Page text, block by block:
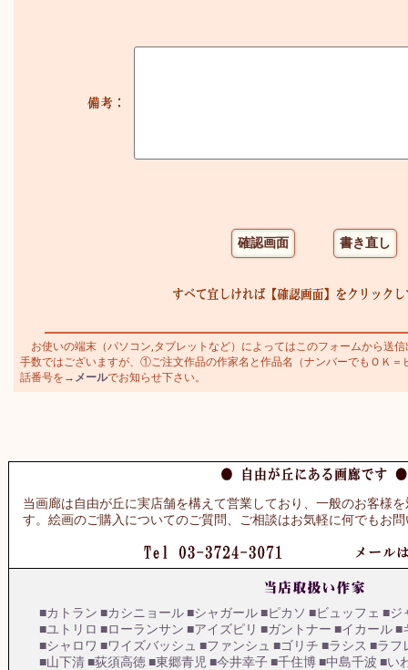
お使いの端末（パソコン,タブレットなど）によってはこのフォームから送
手数ではございますが、①ご注文作品の作家名と作品名（ナンバーでもＯＫ
話番号を→ メールでお知らせ下さい。
当画廊は自由が丘に実店舗を構えて営業しており、一般のお客様
す。絵画のご購入についてのご質問、ご相談はお気軽に何でもお
■カトラン ■カシニョール■シャガール■ピカソ ■ビュッフェ ■ジ
■ユトリロ ■ローランサン ■アイズピリ ■ガントナー ■イカール■
■シャロワ ■ワイズバッシュ ■ファンシュ ■ゴリチ ■ラシス ■ラフ
■山下清■荻須高徳■東郷青児 ■今井幸子■千住博■中島千波 ■い